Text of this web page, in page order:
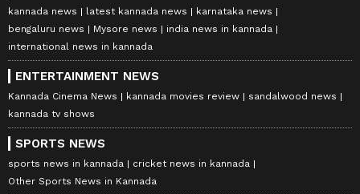
kannada news latest kannada news
karnataka news
bengaluru news
Mysore news
india news in kannada
international news in kannada
ENTERTAINMENT NEWS
Kannada Cinema News kannada movies review
sandalwood news
kannada tv shows
SPORTS NEWS
sports news in kannada
cricket news in kannada
Other Sports News in Kannada